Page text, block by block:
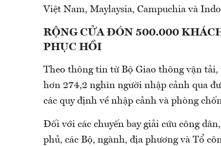
Việt Nam, Maylaysia, Campuchia và
RỘNG CỬA ĐÓN 500.000
PHỤC HỒI
Theo thông tin từ Bộ Giao thông vận
hơn 274,2 nghìn người nhập cảnh qua
các quy định về nhập cảnh và phòng
Đối với các chuyến bay giải cứu công
phủ, các Bộ, ngành, địa phương và Tổ